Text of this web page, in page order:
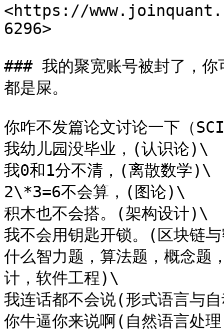
<https://
6296>
### 我的聚宽账号被封了，你
都是屎。
你咋不发篇论文讨论一下（
我幼儿园没毕业，(认识论)\
我0和1分不清，(离散数学)\
2\*3=6不会算，(图论)\
积木也不会搭。(架构设计)\
我不会用钥匙开锁。(区块链
什么智力题，算法题，概念题
计，软件工程)\
我连话都不会说(形式语言与
你牛逼你来说啊(自然语言处